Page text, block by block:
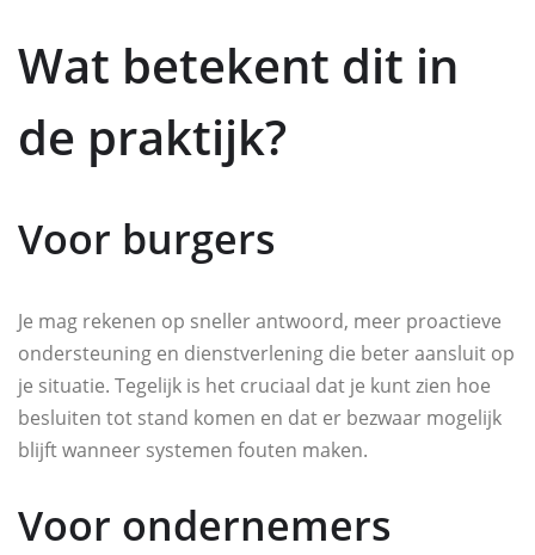
Wat betekent dit in
de praktijk?
Voor burgers
Je mag rekenen op sneller antwoord, meer proactieve
ondersteuning en dienstverlening die beter aansluit op
je situatie. Tegelijk is het cruciaal dat je kunt zien hoe
besluiten tot stand komen en dat er bezwaar mogelijk
blijft wanneer systemen fouten maken.
Voor ondernemers